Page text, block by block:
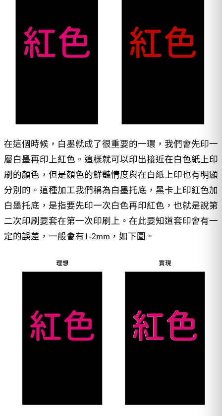
在這個時候，白墨就成了很重要的一環，我們會先印一
層白墨再印上紅色。這樣就可以印出接近在白色紙上印
刷的顏色，但是顏色的鮮豔情度與在白紙上印也有明顯
分別的。這種加工我們稱為白墨托底，黑卡上印紅色加
白墨托底，是指要先印一次白色再印紅色，也就是說第
二次印刷要套在第一次印刷上。在此要知道套印會有一
定的誤差，一般會有1-2mm，如下圖。